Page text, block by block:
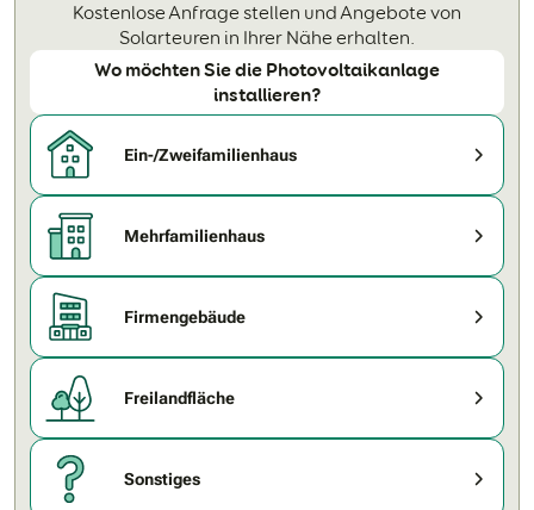
Kostenlose Anfrage stellen und Angebote von
Solarteuren in Ihrer Nähe erhalten.
Wo möchten Sie die Photovoltaikanlage
installieren?
Ein-/Zweifamilienhaus
Mehrfamilienhaus
Firmengebäude
Freilandfläche
Sonstiges